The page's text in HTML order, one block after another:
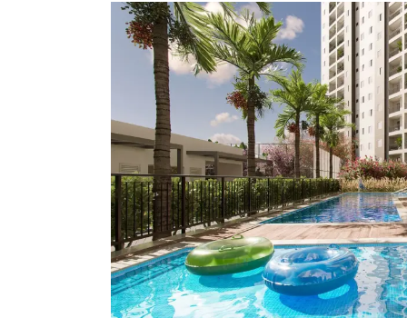
Como
ambiente
você
interfere
na
sua
qualidade
de
vida